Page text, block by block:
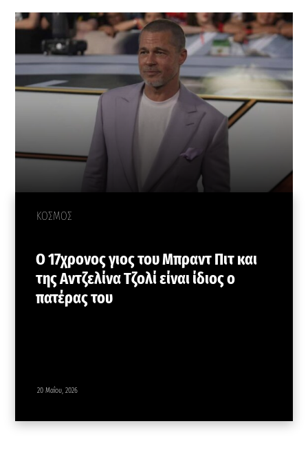
ΚΟΣΜΟΣ
Ο 17χρονος γιος του Μπραντ Πιτ και
της Αντζελίνα Τζολί είναι ίδιος ο
πατέρας του
20 Μαΐου, 2026